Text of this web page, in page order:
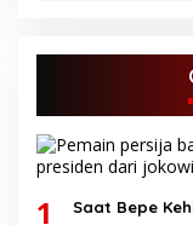
1 Saat Bepe